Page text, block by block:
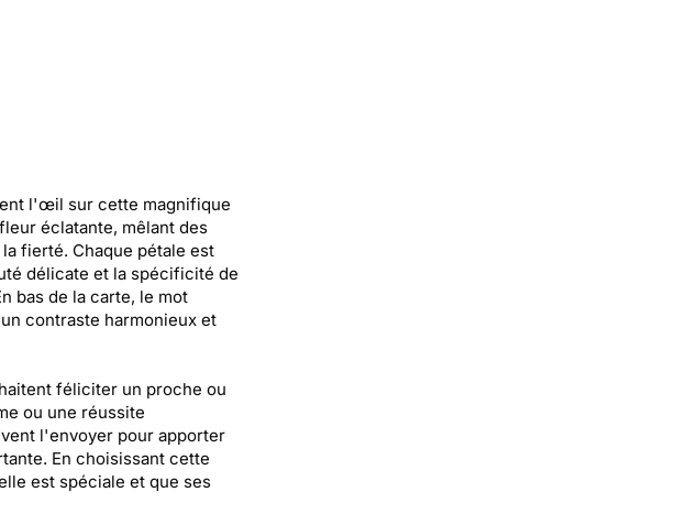
l'œil sur cette magnifique
éclatante, mêlant des
fierté. Chaque pétale est
délicate et la spécificité de
bas de la carte, le mot
contraste harmonieux et
féliciter un proche ou
ou une réussite
l'envoyer pour apporter
En choisissant cette
est spéciale et que ses